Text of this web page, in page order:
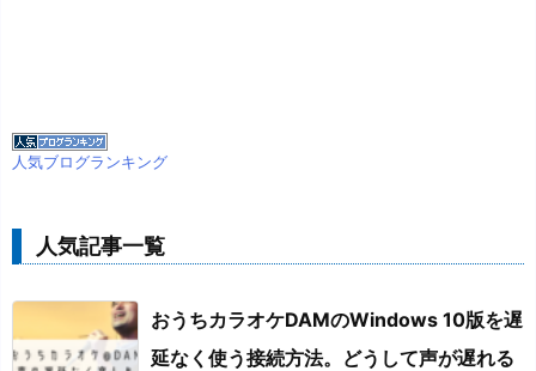
人気ブログランキング
人気記事一覧
おうちカラオケDAMのWindows 10版を遅
延なく使う接続方法。どうして声が遅れる